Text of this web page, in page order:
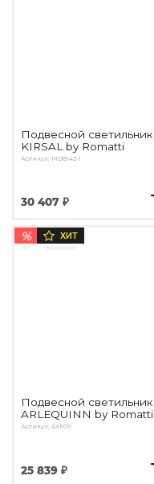
Подвесной светильник
KIRSAL by Romatti
Артикул: MD8142-1
30 407 ₽
% ХИТ
Подвесной светильник
ARLEQUINN by Romatti
Артикул: AXF09
25 839 ₽